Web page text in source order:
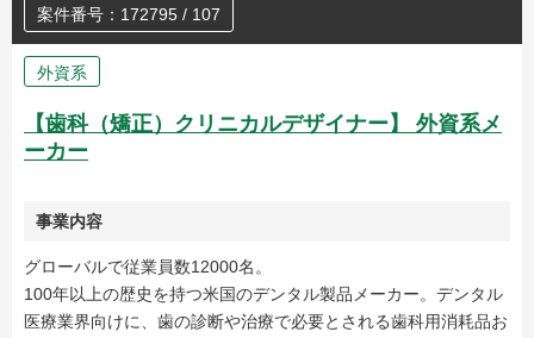
案件番号：172795 / 107
外資系
【歯科（矯正）クリニカルデザイナー】 外資系メ
ーカー
事業内容
グローバルで従業員数12000名。
100年以上の歴史を持つ米国のデンタル製品メーカー。デンタル
医療業界向けに、歯の診断や治療で必要とされる歯科用消耗品お